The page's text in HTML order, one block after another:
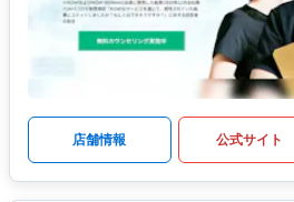
店舗情報 公式サイト